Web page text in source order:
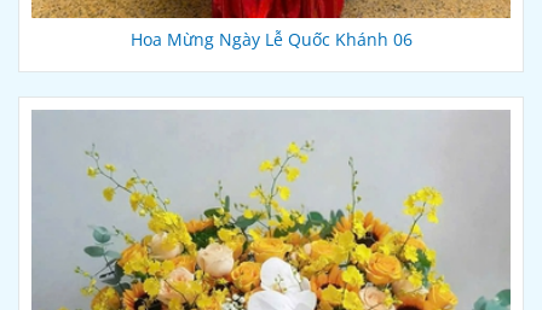
Hoa Mừng Ngày Lễ Quốc Khánh 06